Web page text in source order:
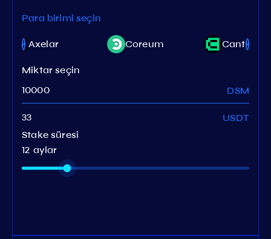
Para birimi seçin
Axelar Coreum Canto
Miktar seçin
DSM
USDT
Stake süresi
12 aylar